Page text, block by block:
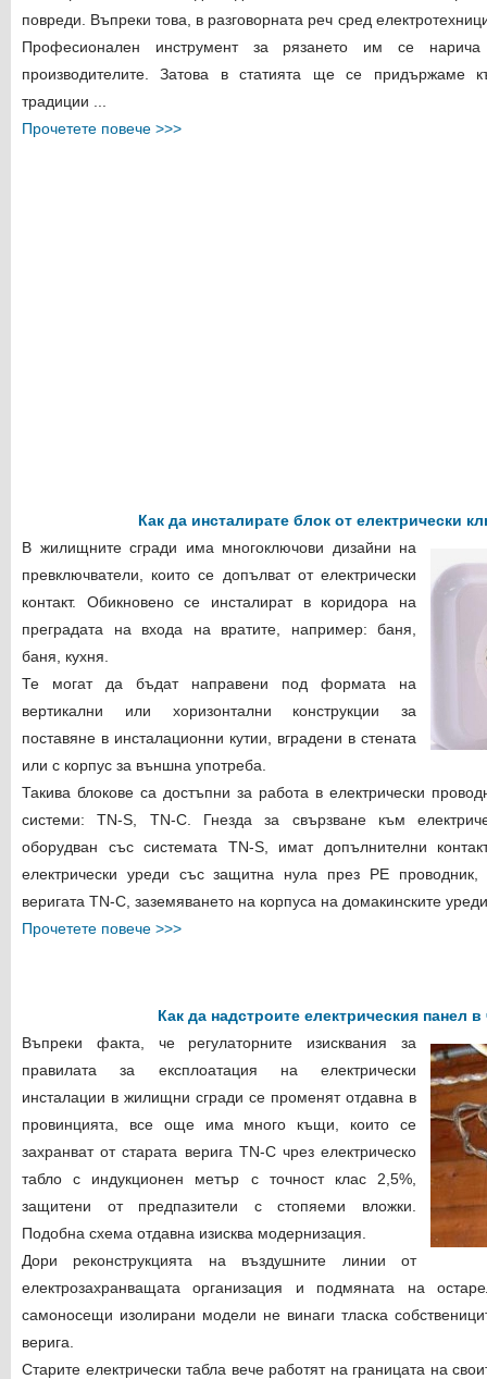
повреди. Въпреки това, в разговорната реч сред
Професионален инструмент за рязането им се
производителите. Затова в статията ще се придържаме
традиции ...
Прочетете повече >>>
Как да инсталирате блок от електрически
В жилищните сгради има многоключови дизайни на
превключватели, които се допълват от електрически
контакт. Обикновено се инсталират в коридора на
преградата на входа на вратите, например: баня,
баня, кухня.
Те могат да бъдат направени под формата на
вертикални или хоризонтални конструкции за
поставяне в инсталационни кутии, вградени в стената
или с корпус за външна употреба.
Такива блокове са достъпни за работа в електрически
системи: TN-S, TN-C. Гнезда за свързване към
оборудван със системата TN-S, имат допълнителни
електрически уреди със защитна нула през PE проводник,
веригата TN-C, заземяването на корпуса на домакинските
Прочетете повече >>>
Как да надстроите електрическия панел
Въпреки факта, че регулаторните изисквания за
правилата за експлоатация на електрически
инсталации в жилищни сгради се променят отдавна в
провинцията, все още има много къщи, които се
захранват от старата верига TN-C чрез електрическо
табло с индукционен метър с точност клас 2,5%,
защитени от предпазители с стопяеми вложки.
Подобна схема отдавна изисква модернизация.
Дори реконструкцията на въздушните линии от
електрозахранващата организация и подмяната на
самоносещи изолирани модели не винаги тласка
верига.
Старите електрически табла вече работят на границата на